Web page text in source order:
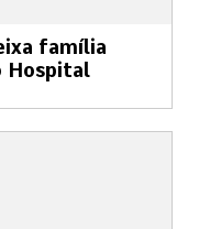
família
Hospital